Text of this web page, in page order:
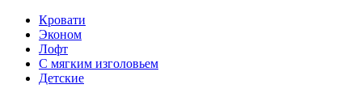
Кровати
Эконом
Лофт
С мягким изголовьем
Детские